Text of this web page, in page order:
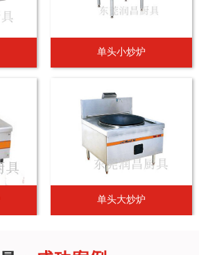
单头小炒炉
单头大炒炉